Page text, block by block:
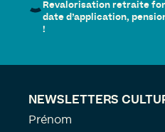
Revalorisation retraite
date d’application,
!
NEWSLETTERS
Prénom